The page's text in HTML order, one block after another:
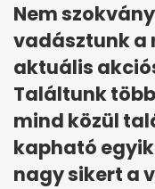
Nem
vadásztunk a
aktuális
Találtunk
mind közül
kapható
nagy sikert a